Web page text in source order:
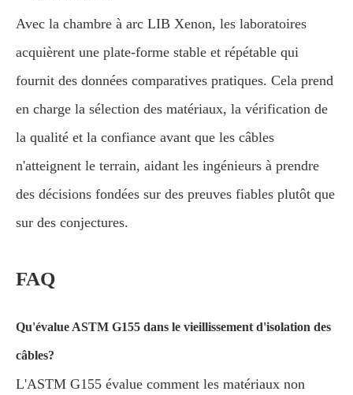
Avec la chambre à arc LIB Xenon, les laboratoires
acquièrent une plate-forme stable et répétable qui
fournit des données comparatives pratiques. Cela prend
en charge la sélection des matériaux, la vérification de
la qualité et la confiance avant que les câbles
n'atteignent le terrain, aidant les ingénieurs à prendre
des décisions fondées sur des preuves fiables plutôt que
sur des conjectures.
FAQ
Qu'évalue ASTM G155 dans le vieillissement d'isolation des
câbles?
L'ASTM G155 évalue comment les matériaux non